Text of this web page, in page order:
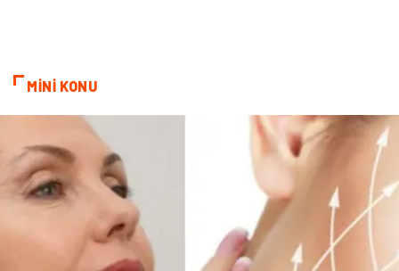
Bakım Aksesuar
Sağlık Haberleri
Spor Malzemeleri Hediyelik Eşya
MİNİ KONU